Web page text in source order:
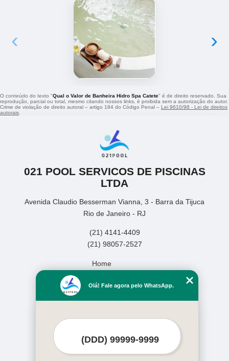
‹ ›
O conteúdo do texto "Qual o Valor de Banheira Hidro Spa Catete" é de direito reservado. Sua
reprodução, parcial ou total, mesmo citando nossos links, é proibida sem a autorização do autor.
Crime de violação de direito autoral – artigo 184 do Código Penal – Lei 9610/98 - Lei de direitos
autorais
021 POOL SERVICOS DE PISCINAS
LTDA
Avenida Claudio Besserman Vianna, 3 - Barra da Tijuca
Rio de Janeiro - RJ
(21) 4141-4409
(21) 98057-2527
Home
Missão
Serviços
Mais Serviços
Olá! Fale agora pelo WhatsApp.